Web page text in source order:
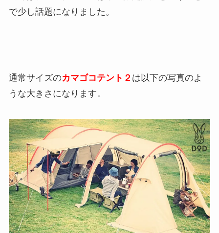
で少し話題になりました。
通常サイズのカマゴコテント２ は以下の写真のよ
うな大きさになります↓